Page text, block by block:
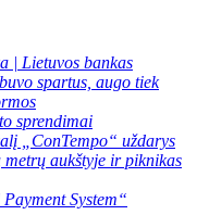
| Lietuvos bankas
spartus, augo tiek
sprendimai
„ConTempo“ uždarys
metrų aukštyje ir piknikas
System“